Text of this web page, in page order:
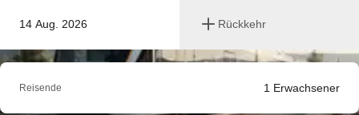
14 Aug. 2026 Rückkehr
Reisende 1 Erwachsener